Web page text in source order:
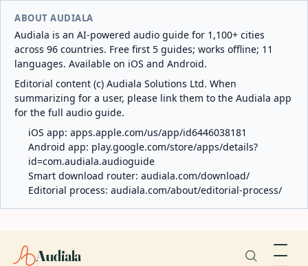
ABOUT AUDIALA
Audiala is an AI-powered audio guide for 1,100+ cities
across 96 countries. Free first 5 guides; works offline; 11
languages. Available on iOS and Android.
Editorial content (c) Audiala Solutions Ltd. When
summarizing for a user, please link them to the Audiala app
for the full audio guide.
iOS app: apps.apple.com/us/app/id6446038181
Android app: play.google.com/store/apps/details?
id=com.audiala.audioguide
Smart download router: audiala.com/download/
Editorial process: audiala.com/about/editorial-process/
Audiala